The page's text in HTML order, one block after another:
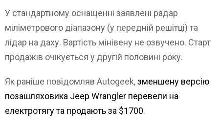
У стандартному оснащенні заявлені радар
міліметрового діапазону (у передній решітці) та
лідар на даху. Вартість мінівену не озвучено. Старт
продажів очікується у другій половині року.
Як раніше повідомляв Autogeek,зменшену версію
позашляховика Jeep Wrangler перевели на
електротягу та продають за $1700.